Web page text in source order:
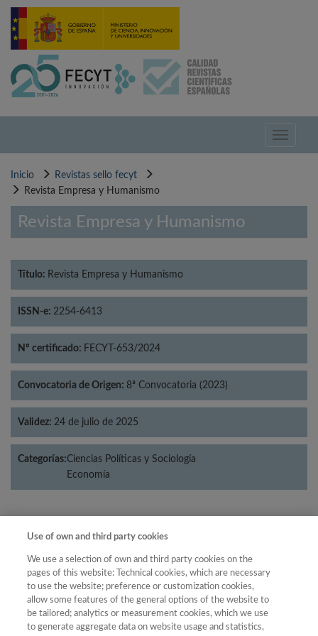
Pasar
contenido
Toggle
Inicio
Revistas sello fecyt
Revista Empresa y Humanismo
Revista Empresa y Humanismo
Título: Revista Empresa y Humanismo
ISSN-e: 2254-6413
Nº certificado: FECYT-653/2024
Convocatoria de Origen: 8ª Convocatoria (2023)
Validez: 24 de julio de 2025
Categorías:Ciencias Políticas y Sociología
Economía
Año
Año
Año Filtrar
Use of own and third party cookies
We use a selection of own and third party cookies on the
pages of this website: Technical cookies, which are necessary
to use the website; preference or customization cookies,
allow some features of the general options of the website to
be tailored; analytics or measurement cookies, which we use
to generate aggregate data on website usage and statistics,